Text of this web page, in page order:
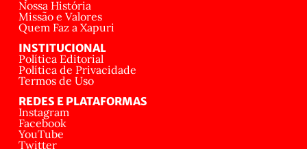
Nossa História
Missão e Valores
Quem Faz a Xapuri
INSTITUCIONAL
Política Editorial
Política de Privacidade
Termos de Uso
REDES E PLATAFORMAS
Instagram
Facebook
YouTube
Twitter